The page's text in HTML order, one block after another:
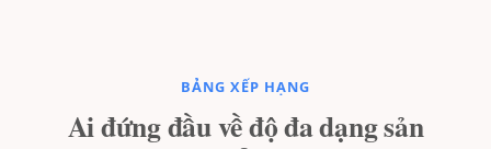
BẢNG XẾP HẠNG
Ai đứng đầu về độ đa dạng sản